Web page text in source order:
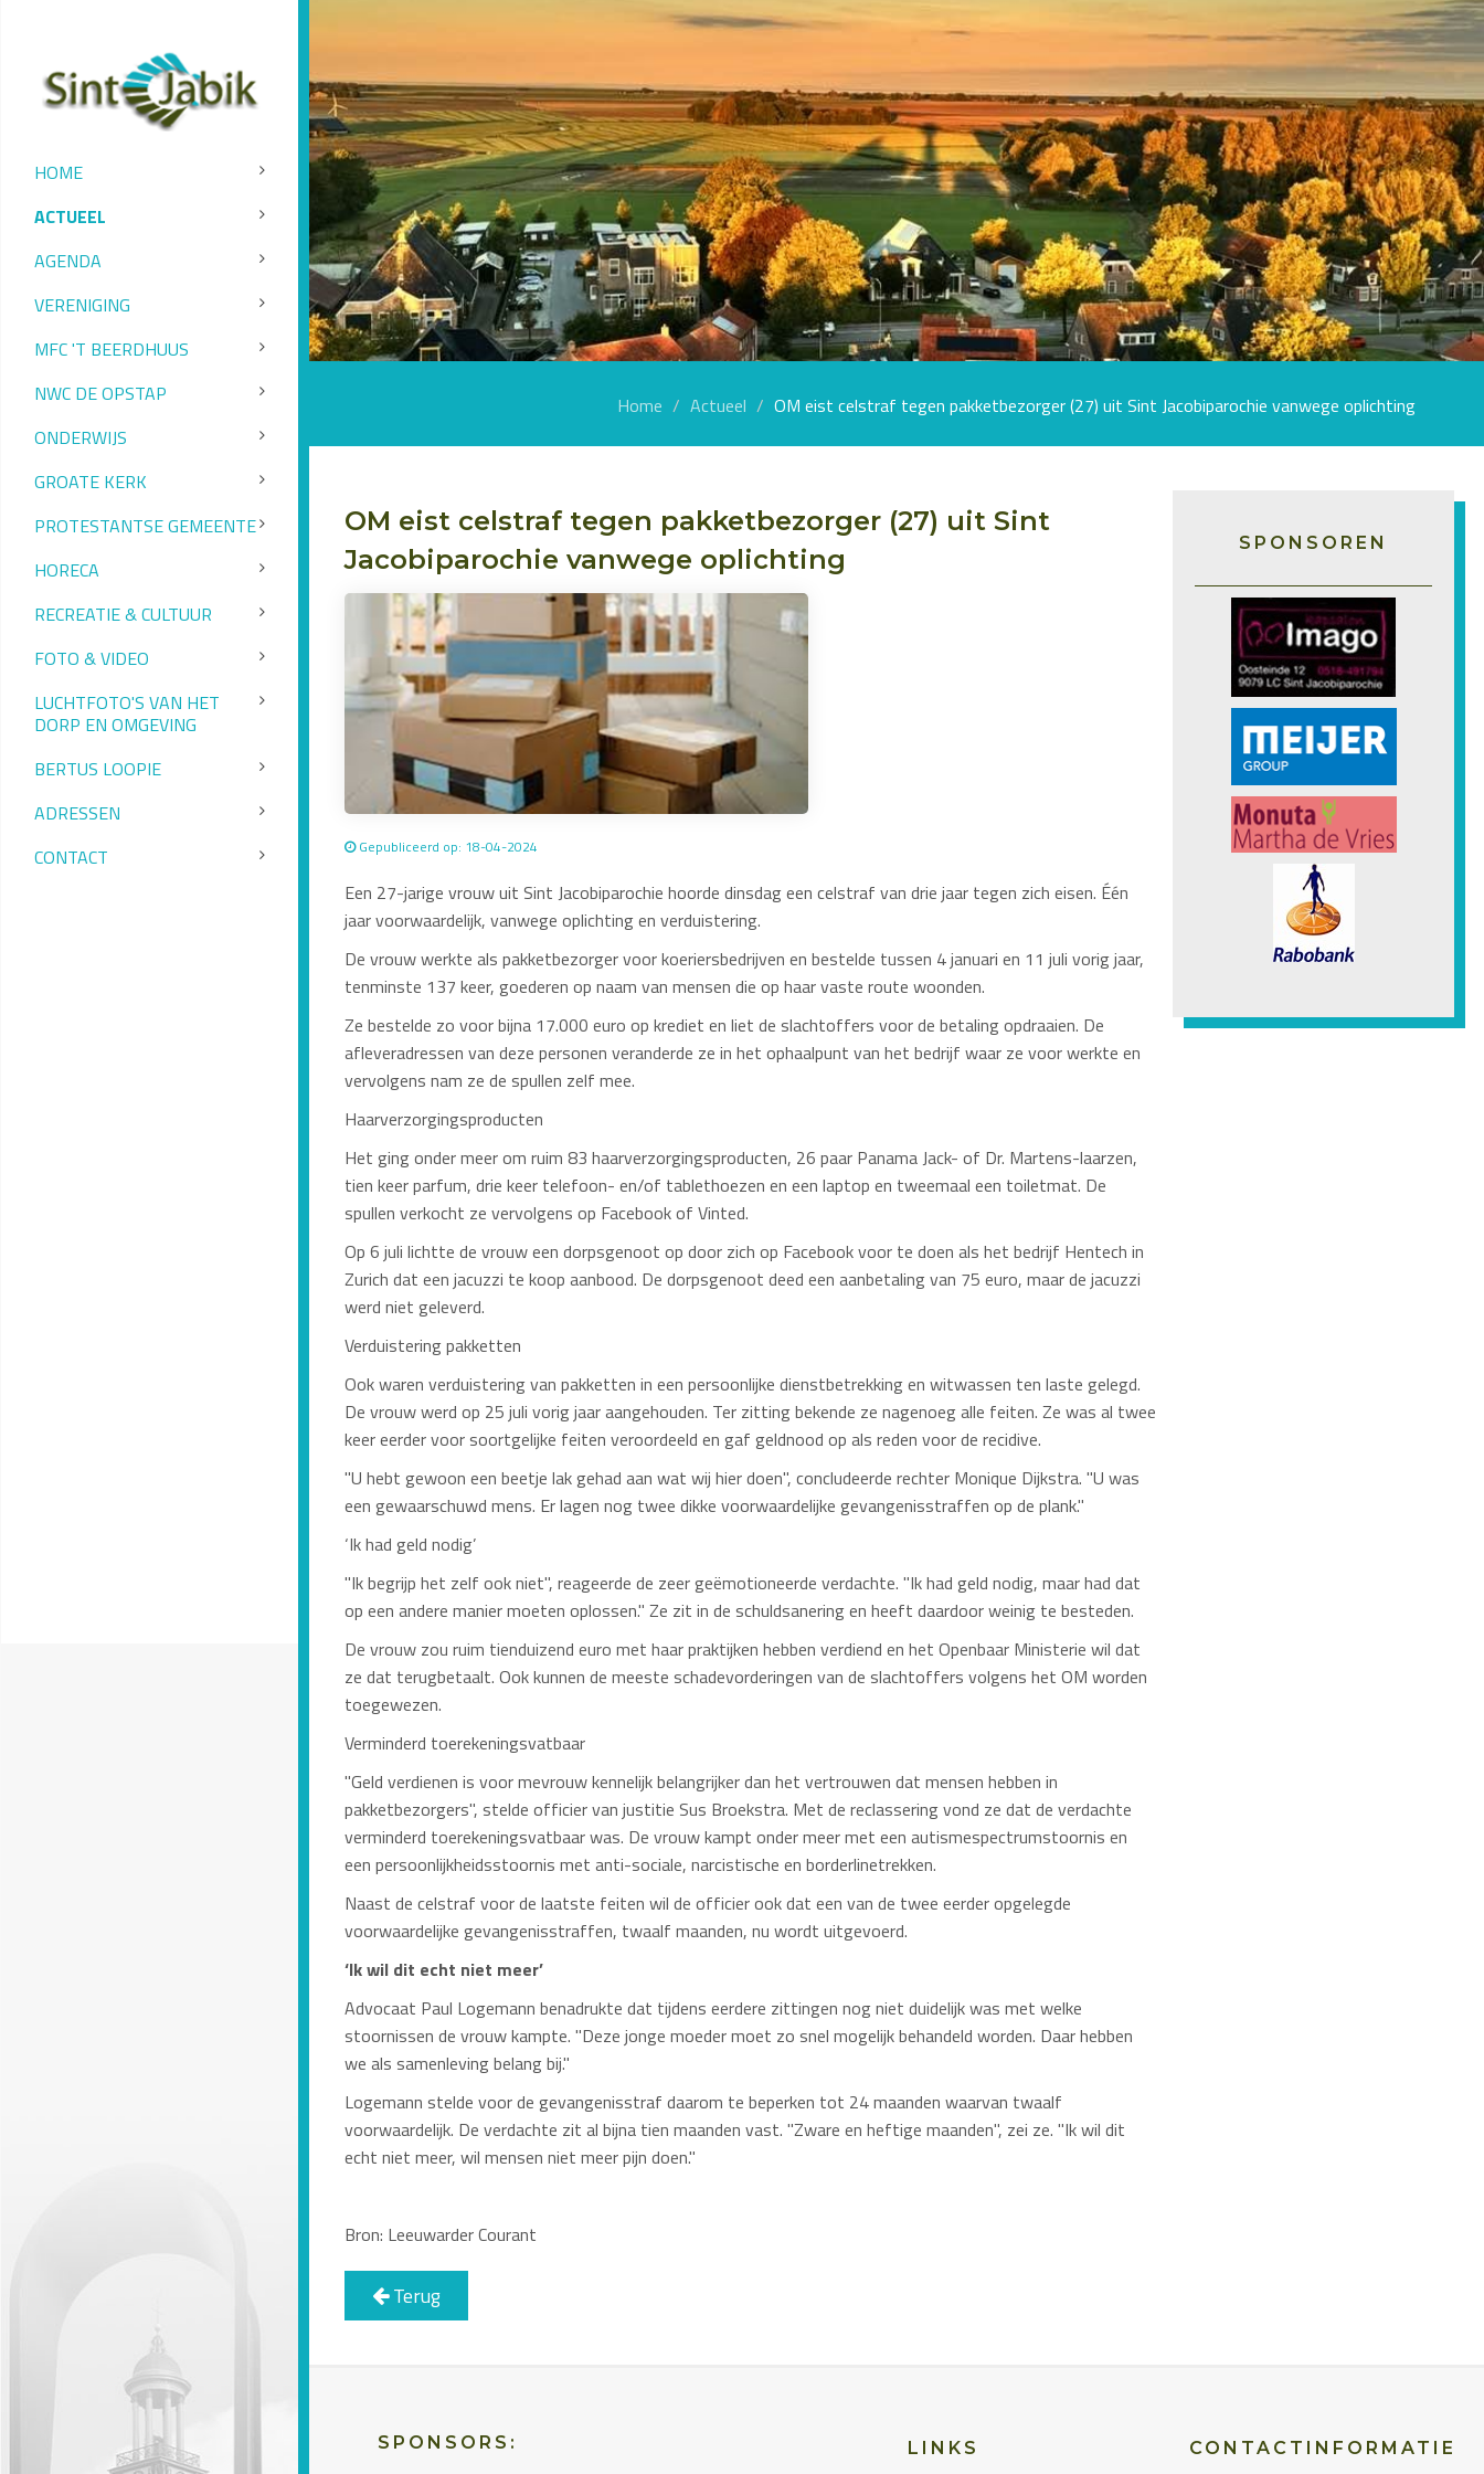
HOME
ACTUEEL
AGENDA
VERENIGING
MFC 'T BEERDHUUS
NWC DE OPSTAP
ONDERWIJS
GROATE KERK
PROTESTANTSE GEMEENTE
HORECA
RECREATIE & CULTUUR
FOTO & VIDEO
LUCHTFOTO'S VAN HET
DORP EN OMGEVING
BERTUS LOOPIE
ADRESSEN
CONTACT
Home Actueel OM eist celstraf tegen pakketbezorger (27) uit Sint Jacobiparochie vanwege oplichting
OM eist celstraf tegen pakketbezorger (27) uit Sint
Jacobiparochie vanwege oplichting
Gepubliceerd op: 18-04-2024
Een 27-jarige vrouw uit Sint Jacobiparochie hoorde dinsdag een celstraf van drie jaar tegen zich eisen. Één
jaar voorwaardelijk, vanwege oplichting en verduistering.
De vrouw werkte als pakketbezorger voor koeriersbedrijven en bestelde tussen 4 januari en 11 juli vorig jaar,
tenminste 137 keer, goederen op naam van mensen die op haar vaste route woonden.
Ze bestelde zo voor bijna 17.000 euro op krediet en liet de slachtoffers voor de betaling opdraaien. De
afleveradressen van deze personen veranderde ze in het ophaalpunt van het bedrijf waar ze voor werkte en
vervolgens nam ze de spullen zelf mee.
Haarverzorgingsproducten
Het ging onder meer om ruim 83 haarverzorgingsproducten, 26 paar Panama Jack- of Dr. Martens-laarzen,
tien keer parfum, drie keer telefoon- en/of tablethoezen en een laptop en tweemaal een toiletmat. De
spullen verkocht ze vervolgens op Facebook of Vinted.
Op 6 juli lichtte de vrouw een dorpsgenoot op door zich op Facebook voor te doen als het bedrijf Hentech in
Zurich dat een jacuzzi te koop aanbood. De dorpsgenoot deed een aanbetaling van 75 euro, maar de jacuzzi
werd niet geleverd.
Verduistering pakketten
Ook waren verduistering van pakketten in een persoonlijke dienstbetrekking en witwassen ten laste gelegd.
De vrouw werd op 25 juli vorig jaar aangehouden. Ter zitting bekende ze nagenoeg alle feiten. Ze was al twee
keer eerder voor soortgelijke feiten veroordeeld en gaf geldnood op als reden voor de recidive.
"U hebt gewoon een beetje lak gehad aan wat wij hier doen", concludeerde rechter Monique Dijkstra. "U was
een gewaarschuwd mens. Er lagen nog twee dikke voorwaardelijke gevangenisstraffen op de plank."
‘Ik had geld nodig’
"Ik begrijp het zelf ook niet", reageerde de zeer geëmotioneerde verdachte. "Ik had geld nodig, maar had dat
op een andere manier moeten oplossen." Ze zit in de schuldsanering en heeft daardoor weinig te besteden.
De vrouw zou ruim tienduizend euro met haar praktijken hebben verdiend en het Openbaar Ministerie wil dat
ze dat terugbetaalt. Ook kunnen de meeste schadevorderingen van de slachtoffers volgens het OM worden
toegewezen.
Verminderd toerekeningsvatbaar
"Geld verdienen is voor mevrouw kennelijk belangrijker dan het vertrouwen dat mensen hebben in
pakketbezorgers", stelde officier van justitie Sus Broekstra. Met de reclassering vond ze dat de verdachte
verminderd toerekeningsvatbaar was. De vrouw kampt onder meer met een autismespectrumstoornis en
een persoonlijkheidsstoornis met anti-sociale, narcistische en borderlinetrekken.
Naast de celstraf voor de laatste feiten wil de officier ook dat een van de twee eerder opgelegde
voorwaardelijke gevangenisstraffen, twaalf maanden, nu wordt uitgevoerd.
‘Ik wil dit echt niet meer’
Advocaat Paul Logemann benadrukte dat tijdens eerdere zittingen nog niet duidelijk was met welke
stoornissen de vrouw kampte. "Deze jonge moeder moet zo snel mogelijk behandeld worden. Daar hebben
we als samenleving belang bij."
Logemann stelde voor de gevangenisstraf daarom te beperken tot 24 maanden waarvan twaalf
voorwaardelijk. De verdachte zit al bijna tien maanden vast. "Zware en heftige maanden", zei ze. "Ik wil dit
echt niet meer, wil mensen niet meer pijn doen."
Bron: Leeuwarder Courant
Terug
SPONSOREN
SPONSORS: LINKS CONTACTINFORMATIE